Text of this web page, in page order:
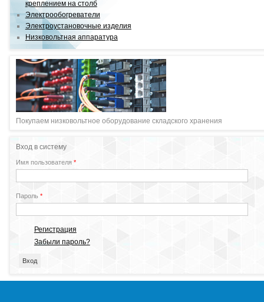
креплением на столб
Электрообогреватели
Электроустановочные изделия
Низковольтная аппаратура
Покупаем низковольтное оборудование складского хранения
Вход в систему
Имя пользователя *
Пароль *
Регистрация
Забыли пароль?